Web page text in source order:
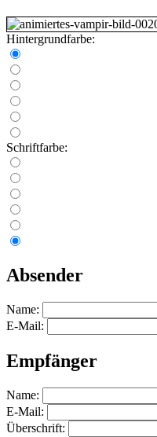
Hintergrundfarbe:
Schriftfarbe:
Absender
Name:
E-Mail:
Empfänger
Name:
E-Mail:
Überschrift: